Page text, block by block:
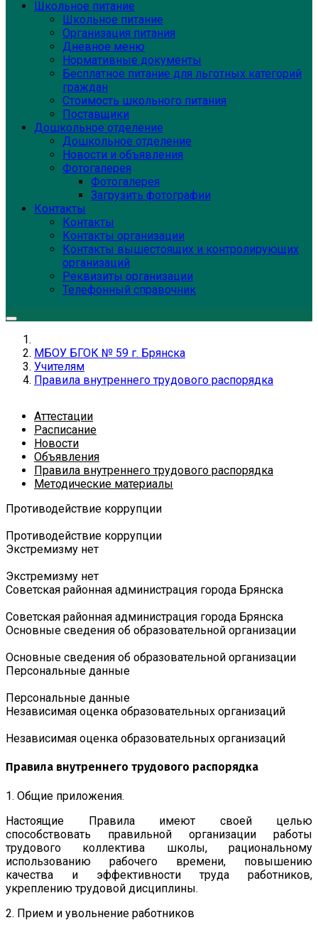
Школьное питание
Школьное питание
Организация питания
Дневное меню
Нормативные документы
Бесплатное питание для льготных категорий
граждан
Стоимость школьного питания
Поставщики
Дошкольное отделение
Дошкольное отделение
Новости и объявления
Фотогалерея
Фотогалерея
Загрузить фотографии
Контакты
Контакты
Контакты организации
Контакты вышестоящих и контролирующих
организаций
Реквизиты организации
Телефонный справочник
МБОУ БГОК № 59 г. Брянска
Учителям
Правила внутреннего трудового распорядка
Аттестации
Расписание
Новости
Объявления
Правила внутреннего трудового распорядка
Методические материалы
Противодействие коррупции
Противодействие коррупции
Экстремизму нет
Экстремизму нет
Советская районная администрация города Брянска
Советская районная администрация города Брянска
Основные сведения об образовательной организации
Основные сведения об образовательной организации
Персональные данные
Персональные данные
Независимая оценка образовательных организаций
Независимая оценка образовательных организаций
Правила внутреннего трудового распорядка
1. Общие приложения.
Настоящие Правила имеют своей целью
способствовать правильной организации работы
трудового коллектива школы, рациональному
использованию рабочего времени, повышению
качества и эффективности труда работников,
укреплению трудовой дисциплины.
2. Прием и увольнение работников